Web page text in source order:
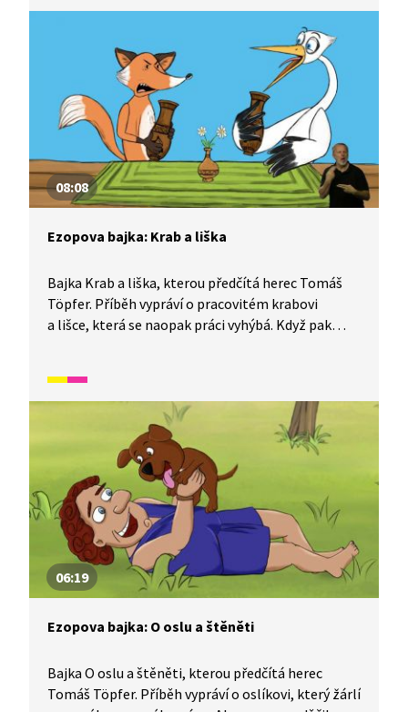
08:08
Ezopova bajka: Krab a liška
Bajka Krab a liška, kterou předčítá herec Tomáš
Töpfer. Příběh vypráví o pracovitém krabovi
a lišce, která se naopak práci vyhýbá. Když pak
zkusí napálit alespoň čápa. Avšak výsledek je
stejný.
06:19
Ezopova bajka: O oslu a štěněti
Bajka O oslu a štěněti, kterou předčítá herec
Tomáš Töpfer. Příběh vypráví o oslíkovi, který žárlí